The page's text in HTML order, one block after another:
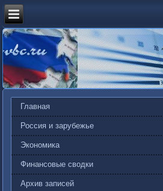
Главная
Россия и зарубежье
Экономика
Финансовые сводки
Архив записей